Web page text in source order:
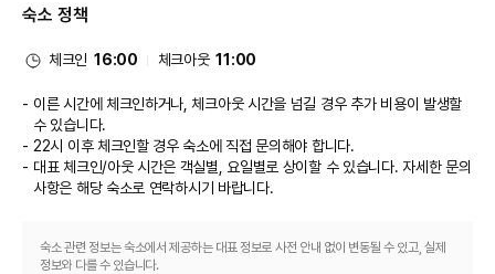
시설 내에 위치한 스테이크하우스 Marco Pierre White Grill에서 간단한 식
원 전망까지 갖춰져 있으며 날씨가 괜찮은 날에는 야외 좌석이 마련되죠. 또는
렉퍼스트)를 매일 07:00 ~ 10:00에 유료로 이용하실 수 있습니다.
비즈니스, 기타 편의시설
대표적인 편의 시설과 서비스로는 간편 체크인, 간편 체크아웃, 드라이클리닝/
세탁 서비스 등이 있습니다. 시설 내에서 셀프 주차(요금 별도) 이용이 가능합
니다.
숙소 정책
체크인 16:00 체크아웃 11:00
이른 시간에 체크인하거나, 체크아웃 시간을 넘길 경우 추가 비용이 발생할
수 있습니다.
22시 이후 체크인할 경우 숙소에 직접 문의해야 합니다.
대표 체크인/아웃 시간은 객실별, 요일별로 상이할 수 있습니다. 자세한 문의
사항은 해당 숙소로 연락하시기 바랍니다.
숙소 관련 정보는 숙소에서 제공하는 대표 정보로 사전 안내 없이 변동될 수 있고, 실제
정보와 다를 수 있습니다.